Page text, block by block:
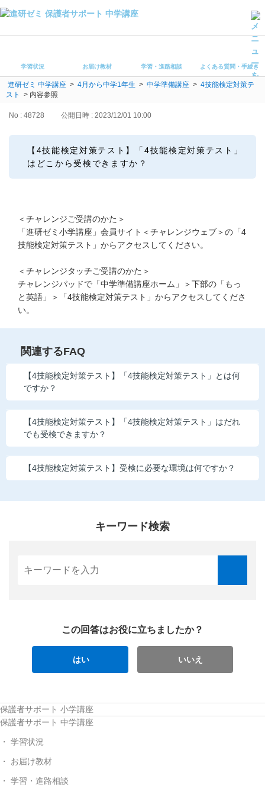
学習・進路相談
よくある質問・手続き
受講ルール
保護者サポート中学講座 トップ
登録情報の変更・各種お手続き
会員ページへログイン
よくある質問・お問い合わせ
カテゴリーから探す
お問い合わせ窓口
他の講座のよくある質問・手続きはこちら
こどもちゃれんじ
進研ゼミ 小学講座
進研ゼミ 中学講座 中高一貫
進研ゼミ 高校講座
進研ゼミ中学講座のご紹介はこちら
学習状況 お届け教材 学習・進路相談 よくある質問・手続き
進研ゼミ 中学講座 > 4月から中学1年生 > 中学準備講座 > 4技能検定対策テ
スト
> 内容参照
No : 48728 公開日時 : 2023/12/01 10:00
【4技能検定対策テスト】「4技能検定対策テスト」
はどこから受検できますか？
＜チャレンジご受講のかた＞
「進研ゼミ小学講座」会員サイト＜チャレンジウェブ＞の「4
技能検定対策テスト」からアクセスしてください。
＜チャレンジタッチご受講のかた＞
チャレンジパッドで「中学準備講座ホーム」＞下部の「もっ
と英語」＞「4技能検定対策テスト」からアクセスしてくださ
い。
関連するFAQ
【4技能検定対策テスト】「4技能検定対策テスト」とは何
ですか？
【4技能検定対策テスト】「4技能検定対策テスト」はだれ
でも受検できますか？
【4技能検定対策テスト】受検に必要な環境は何ですか？
キーワード検索
この回答はお役に立ちましたか？
はい いいえ
保護者サポート 小学講座
保護者サポート 中学講座
学習状況
お届け教材
学習・進路相談